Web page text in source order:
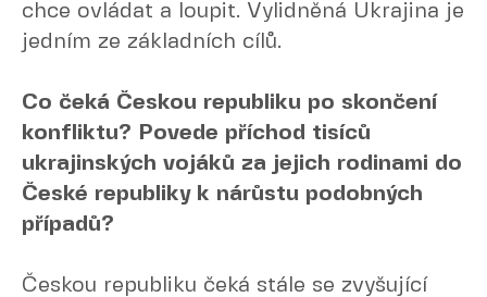
chce ovládat a loupit. Vylidněná Ukrajina je
jedním ze základních cílů.
Co čeká Českou republiku po skončení
konfliktu? Povede příchod tisíců
ukrajinských vojáků za jejich rodinami do
České republiky k nárůstu podobných
případů?
Českou republiku čeká stále se zvyšující